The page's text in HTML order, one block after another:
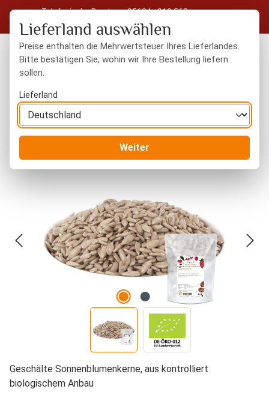
Zum Hauptinhalt springen
Telefonische Beratung: 05604 - 919 563
Kostenloser Versand in Deutschland ab 50 € Warenwert
Geschälte Sonnenblumenkerne, aus kontrolliert
biologischem Anbau
Lieferland auswählen
Preise enthalten die Mehrwertsteuer Ihres Lieferlandes.
Bitte bestätigen Sie, wohin wir Ihre Bestellung liefern
sollen.
Lieferland
Weiter